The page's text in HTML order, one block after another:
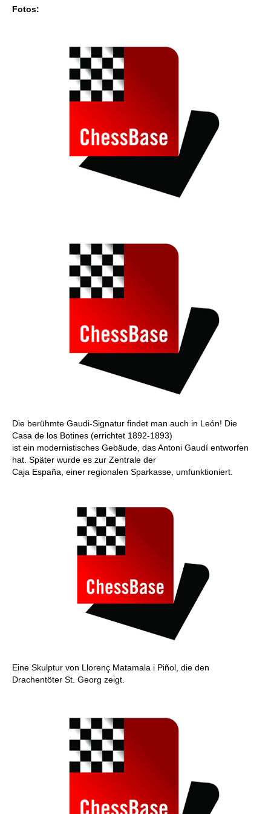
Fotos:
Die berühmte Gaudi-Signatur findet man auch in León! Die
Casa de los Botines (errichtet 1892-1893)
ist ein modernistisches Gebäude, das Antoni Gaudí entworfen
hat. Später wurde es zur Zentrale der
Caja España, einer regionalen Sparkasse, umfunktioniert.
Eine Skulptur von Llorenç Matamala i Piñol, die den
Drachentöter St. Georg zeigt.